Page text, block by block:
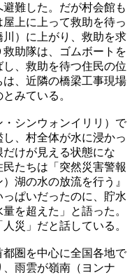
難した。だが村会館も
上に上って救助を待っ
）に上がり、救助を求
助隊は、ゴムボートを
、救助を待つ住民の位
、近隣の橋梁工事現場
みている。
シンウォンイリリ）で
、村全体が水に浸かっ
けが見える状態にな
たちは「突然災害警報
湖の水の放流を行う』
ぱいだったのに、貯水
を超えた」と語った。
災」だと話している。
圏を中心に全国各地で
雨雲が嶺南（ヨンナ